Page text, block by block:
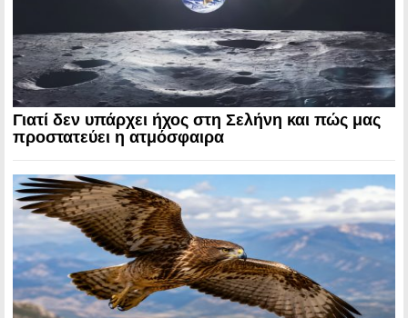
Γιατί δεν υπάρχει ήχος στη Σελήνη και πώς μας
προστατεύει η ατμόσφαιρα